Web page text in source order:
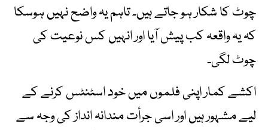
چوٹ کا شکار ہو جاتے ہیں۔ تاہم یہ واضح نہیں ہوسکا
کہ یہ واقعہ کب پیش آیا اور انہیں کس نوعیت کی
چوٹ لگی۔
اکشے کمار اپنی فلموں میں خود اسٹنٹس کرنے کے
لیے مشہور ہیں اور اسی جرأت مندانہ انداز کی وجہ سے